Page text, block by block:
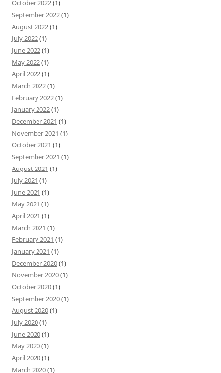
October 2022(1)
September 2022(1)
August 2022(1)
July 2022(1)
June 2022(1)
May 2022(1)
April 2022(1)
March 2022(1)
February 2022(1)
January 2022(1)
December 2021 (1)
November 2021 (1)
October 2021 (1)
September 2021 (1)
August 2021 (1)
July 2021 (1)
June 2021 (1)
May 2021 (1)
April 2021 (1)
March 2021 (1)
February 2021 (1)
January 2021 (1)
December 2020(1)
November 2020(1)
October 2020(1)
September 2020(1)
August 2020(1)
July 2020(1)
June 2020(1)
May 2020(1)
April 2020(1)
March 2020(1)